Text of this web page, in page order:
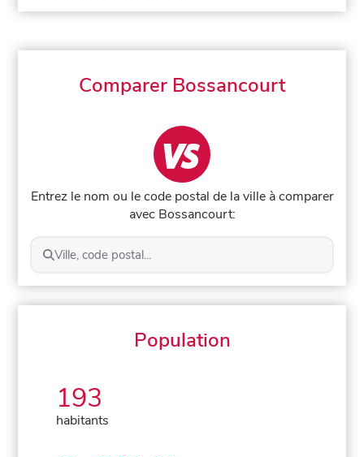
Comparer Bossancourt
Entrez le nom ou le code postal de la ville à comparer
avec Bossancourt:
Ville, code postal...
Population
193
habitants